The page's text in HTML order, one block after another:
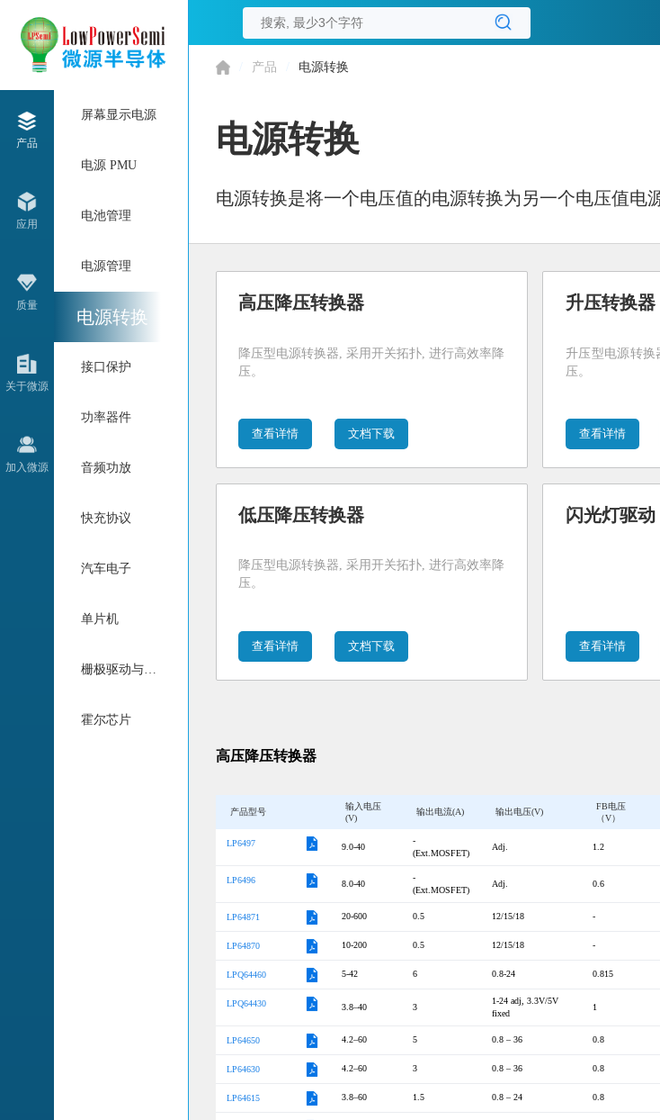
产品
应用
质量
关于微源
加入微源
屏幕显示电源
电源 PMU
电池管理
电源管理
电源转换
接口保护
功率器件
音频功放
快充协议
汽车电子
单片机
栅极驱动与电机驱动
霍尔芯片
产品 电源转换
电源转换
电源转换是将一个电压值的电源转换为另一个电压值电
高压降压转换器
降压型电源转换器, 采用开关拓扑, 进行高效率降
压。
查看详情 文档下载
升压转换器
升压型电源转
压。
查看详情
低压降压转换器
降压型电源转换器, 采用开关拓扑, 进行高效率降
压。
查看详情 文档下载
闪光灯驱动
查看详情
高压降压转换器
产品型号
输入电压
(V)
输出电流(A) 输出电压(V)
FB电压
（V）
LP6497 9.0-40
-
(Ext.MOSFET)
Adj. 1.2
LP6496 8.0-40
-
(Ext.MOSFET)
Adj. 0.6
LP64871 20-600 0.5 12/15/18 -
LP64870 10-200 0.5 12/15/18 -
LPQ64460 5-42 6 0.8-24 0.815
LPQ64430 3.8–40 3
1-24 adj, 3.3V/5V
fixed
1
LP64650 4.2–60 5 0.8 – 36 0.8
LP64630 4.2–60 3 0.8 – 36 0.8
LP64615 3.8–60 1.5 0.8 – 24 0.8